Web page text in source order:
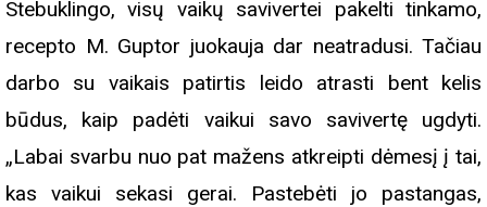
Stebuklingo, visų vaikų savivertei pakelti tinkamo,
recepto M. Guptor juokauja dar neatradusi. Tačiau
darbo su vaikais patirtis leido atrasti bent kelis
būdus, kaip padėti vaikui savo savivertę ugdyti.
„Labai svarbu nuo pat mažens atkreipti dėmesį į tai,
kas vaikui sekasi gerai. Pastebėti jo pastangas,